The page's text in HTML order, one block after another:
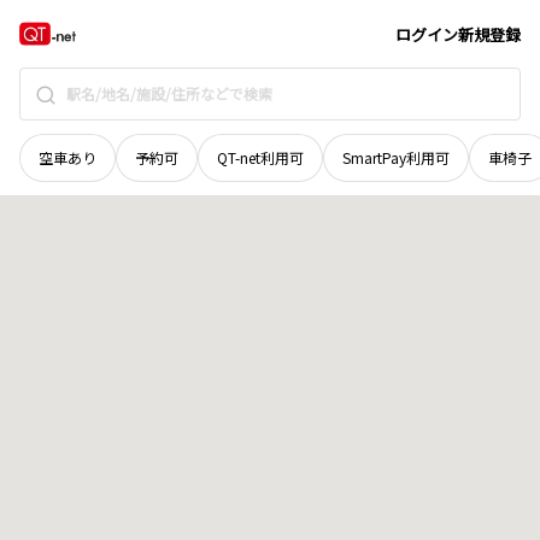
ログイン新規登録
空車あり 予約可 QT-net利用可 SmartPay利用可 車椅子
北海道